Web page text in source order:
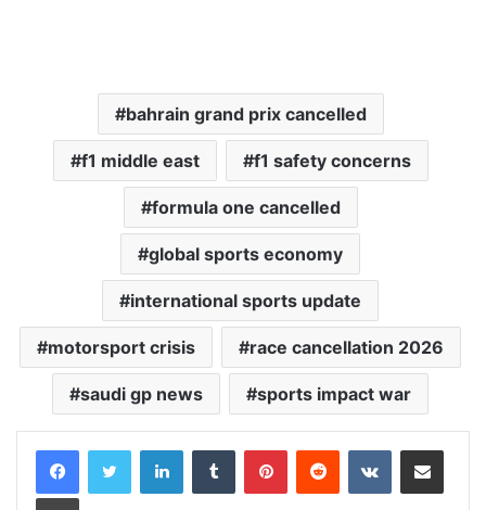
bahrain grand prix cancelled
f1 middle east f1 safety concerns
formula one cancelled
global sports economy
international sports update
motorsport crisis race cancellation 2026
saudi gp news sports impact war
LinkedInTumblr PinterestReddit VKontakteShare via Email
Print